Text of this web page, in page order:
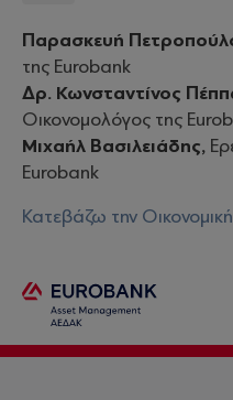
Παρασκευή
της Eurobank
Δρ. Κωνσταντίνος
Οικονομολόγος της
Μιχαήλ Βασιλειάδης,
Eurobank
Κατεβάζω την